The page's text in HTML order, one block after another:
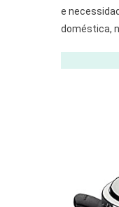
e
doméstica,